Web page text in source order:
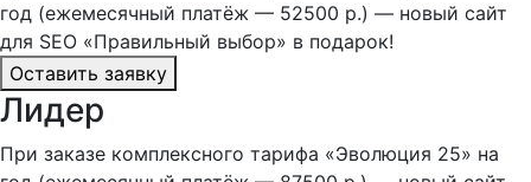
год (ежемесячный платёж — 52500 р.) — новый сайт
для SEO «Правильный выбор» в подарок!
Оставить заявку
Лидер
При заказе комплексного тарифа «Эволюция 25» на